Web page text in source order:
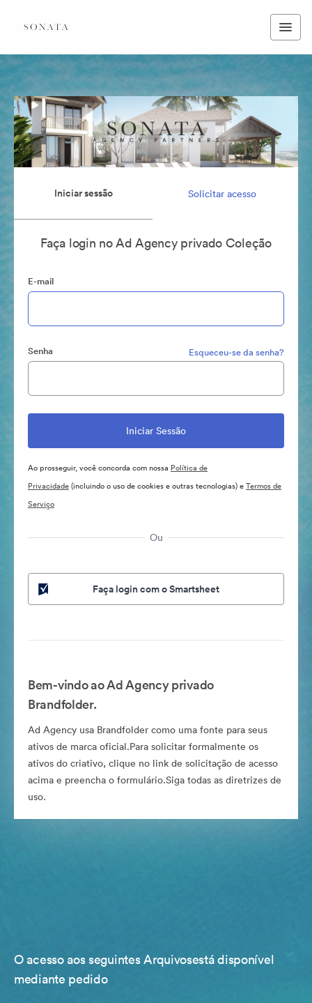
Iniciar sessão Solicitar acesso
Faça login no Ad Agency privado Coleção
E-mail
Senha Esqueceu-se da senha?
Ao prosseguir, você concorda com nossa Política de
Privacidade(incluindo o uso de cookies e outras tecnologias) eTermos de
Serviço
Ou
Faça login com o Smartsheet
Bem-vindo ao Ad Agency privado
Brandfolder.
Ad Agency usa Brandfolder como uma fonte para seus
ativos de marca oficial.Para solicitar formalmente os
ativos do criativo, clique no link de solicitação de acesso
acima e preencha o formulário.Siga todas as diretrizes de
uso.
O acesso aos seguintes Arquivosestá disponível
mediante pedido